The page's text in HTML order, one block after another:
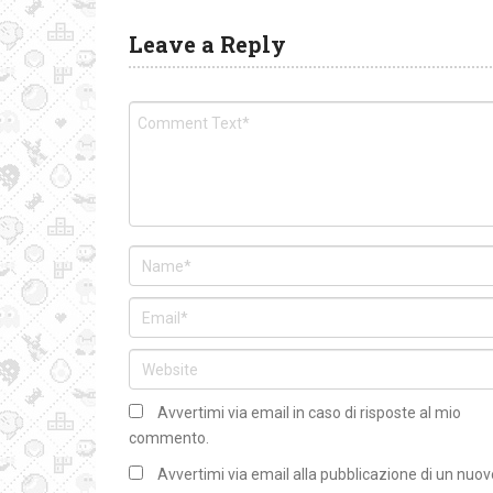
Leave a Reply
Avvertimi via email in caso di risposte al mio
commento.
Avvertimi via email alla pubblicazione di un